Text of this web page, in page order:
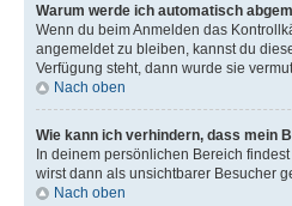
Warum werde ich automatisch
Wenn du beim Anmelden das
angemeldet zu bleiben, kannst du
Verfügung steht, dann wurde sie
Nach oben
Wie kann ich verhindern, dass mein
In deinem persönlichen Bereich
wirst dann als unsichtbarer Besucher
Nach oben